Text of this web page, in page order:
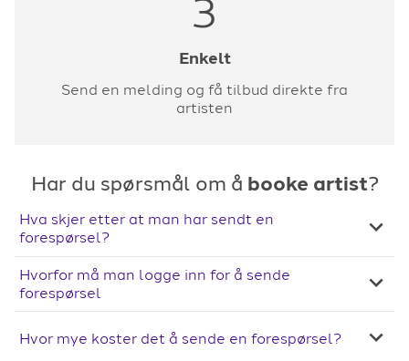
3
Enkelt
Send en melding og få tilbud direkte fra
artisten
Har du spørsmål om å booke artist?
Hva skjer etter at man har sendt en
forespørsel?
Hvorfor må man logge inn for å sende
forespørsel
Hvor mye koster det å sende en forespørsel?